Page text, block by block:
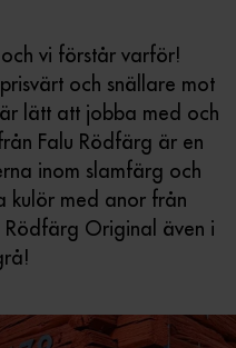
vi förstår varför!
och snällare mot
lätt att jobba med och
Falu Rödfärg är en
inom slamfärg och
kulör med anor från
Rödfärg Original även i